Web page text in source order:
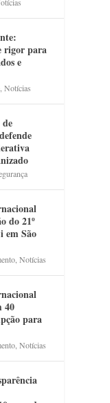
rigor para
e
,Notícias
do 21º
em São
,Notícias
40
para
,Notícias